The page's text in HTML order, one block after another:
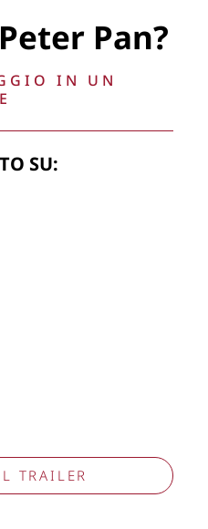
di inserire,
immagini e testi del sito, a
Pan?
IN UN
SU:
TRAILER